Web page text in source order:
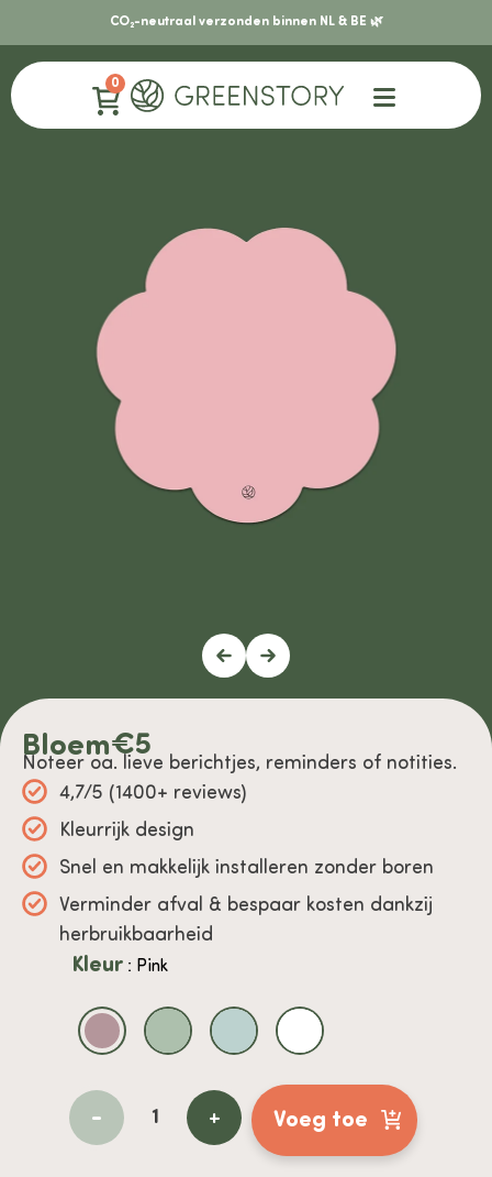
CO₂-neutraal verzonden binnen NL & BE 🌿
0
Bloem€5
Noteer oa. lieve berichtjes, reminders of notities.
4,7/5 (1400+ reviews)
Kleurrijk design
Snel en makkelijk installeren zonder boren
Verminder afval & bespaar kosten dankzij
herbruikbaarheid
Kleur : Pink
- + Voeg toe